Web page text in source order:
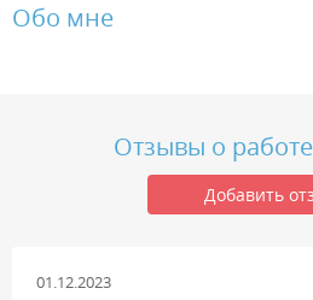
Обо мне
Отзывы о
Добавить
01.12.2023